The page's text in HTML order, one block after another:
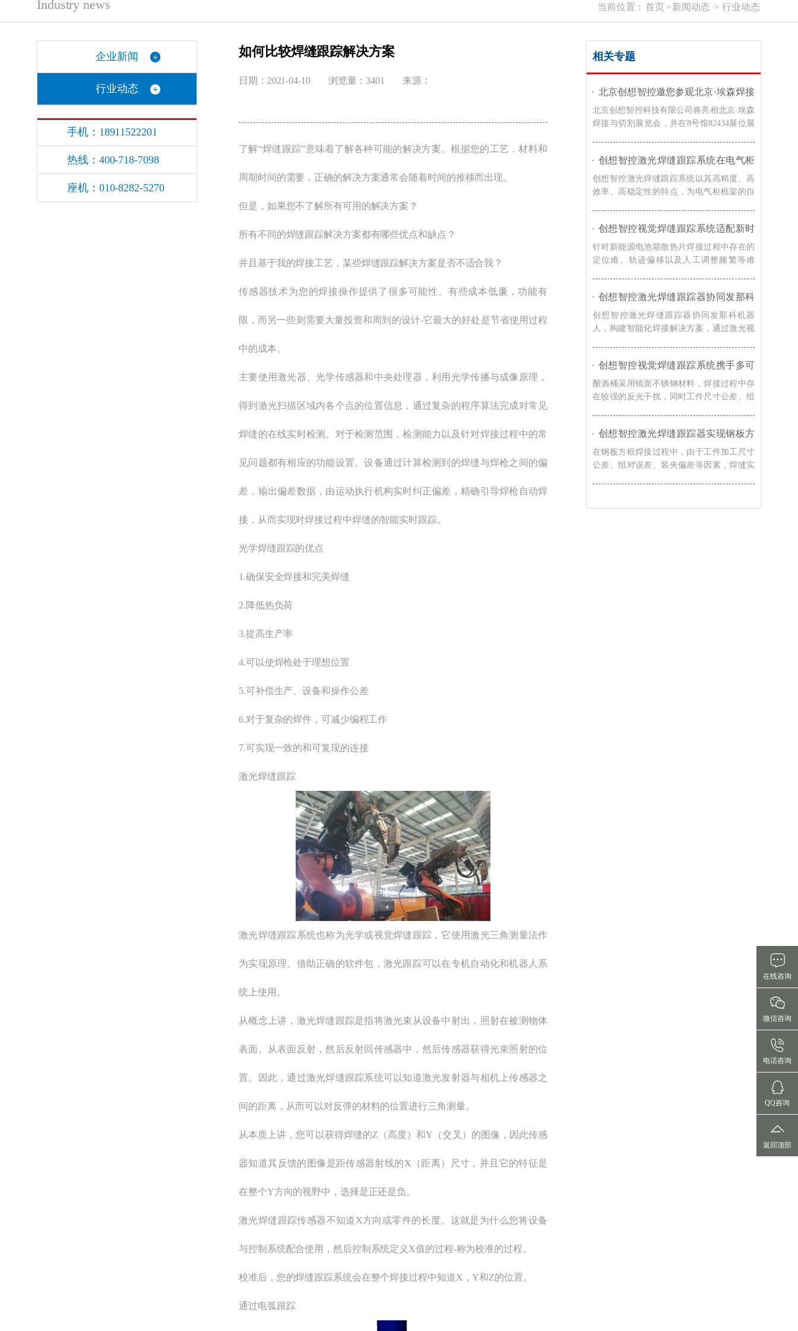
Industry news 当前位置： 首页> 新闻动态 > 行业动态
如何比较焊缝跟踪解决方案
日期：2021-04-10 浏览量：3401 来源：
了解“焊缝跟踪”意味着了解各种可能的解决方案。根据您的工艺，材料和
周期时间的需要，正确的解决方案通常会随着时间的推移而出现。
但是，如果您不了解所有可用的解决方案？
所有不同的焊缝跟踪解决方案都有哪些优点和缺点？
并且基于我的焊接工艺，某些焊缝跟踪解决方案是否不适合我？
传感器技术为您的焊接操作提供了很多可能性。有些成本低廉，功能有
限，而另一些则需要大量投资和周到的设计-它最大的好处是节省使用过程
中的成本。
主要使用激光器、光学传感器和中央处理器，利用光学传播与成像原理，
得到激光扫描区域内各个点的位置信息，通过复杂的程序算法完成对常见
焊缝的在线实时检测。对于检测范围，检测能力以及针对焊接过程中的常
见问题都有相应的功能设置。设备通过计算检测到的焊缝与焊枪之间的偏
差，输出偏差数据，由运动执行机构实时纠正偏差，精确引导焊枪自动焊
接，从而实现对焊接过程中焊缝的智能实时跟踪。
光学焊缝跟踪的优点
1.确保安全焊接和完美焊缝
2.降低热负荷
3.提高生产率
4.可以使焊枪处于理想位置
5.可补偿生产、设备和操作公差
6.对于复杂的焊件，可减少编程工作
7.可实现一致的和可复现的连接
激光焊缝跟踪
激光焊缝跟踪系统也称为光学或视觉焊缝跟踪，它使用激光三角测量法作
为实现原理。借助正确的软件包，激光跟踪可以在专机自动化和机器人系
统上使用。
从概念上讲，激光焊缝跟踪是指将激光束从设备中射出，照射在被测物体
表面。从表面反射，然后反射回传感器中，然后传感器获得光束照射的位
置。因此，通过激光焊缝跟踪系统可以知道激光发射器与相机上传感器之
间的距离，从而可以对反弹的材料的位置进行三角测量。
从本质上讲，您可以获得焊缝的Z（高度）和Y（交叉）的图像，因此传感
器知道其反馈的图像是距传感器射线的X（距离）尺寸，并且它的特征是
在整个Y方向的视野中，选择是正还是负。
激光焊缝跟踪传感器不知道X方向或零件的长度。这就是为什么您将设备
与控制系统配合使用，然后控制系统定义X值的过程-称为校准的过程。
校准后，您的焊缝跟踪系统会在整个焊接过程中知道X，Y和Z的位置。
通过电弧跟踪
相关专题
北京创想智控邀您参观北京·埃森焊接
与切割展览会｜8号馆82434展位
北京创想智控科技有限公司将亮相北京·埃森
焊接与切割展览会，并在8号馆82434展位展
户莅临交流，共同探讨焊接自动化与智能制
造的发展趋势。
创想智控激光焊缝跟踪系统在电气柜
框架自动化焊接的应用
创想智控激光焊缝跟踪系统以其高精度、高
效率、高稳定性的特点，为电气柜框架的自
升了企业的竞争力。
创想智控视觉焊缝跟踪系统适配新时
达机器人，实现新能源电池箱散热片
焊接智能化升级
针对新能源电池箱散热片焊接过程中存在的
定位难、轨迹偏移以及人工调整频繁等难
级。
创想智控激光焊缝跟踪器协同发那科
机器人，实现转向架焊接精准自动化
创想智控激光焊缝跟踪器协同发那科机器
人，构建智能化焊接解决方案，通过激光视
接系统对车辆转向架适应能力。
创想智控视觉焊缝跟踪系统携手多可
协作机器人，赋能酿酒桶焊接智能化
升级
酿酒桶采用镜面不锈钢材料，焊接过程中存
在较强的反光干扰，同时工件尺寸公差、组
缝跟踪系统通过实时视觉检测与智能轨迹修
正技术，赋能酿酒桶焊接智能化升级。
创想智控激光焊缝跟踪器实现钢板方
框激光寻位焊接自动化的解决方案
在钢板方框焊接过程中，由于工件加工尺寸
公差、组对误差、装夹偏差等因素，焊缝实
企业新闻
行业动态
手机：18911522201
热线：400-718-7098
座机：010-8282-5270
在线咨询
微信咨询
电话咨询
QQ咨询
返回顶部